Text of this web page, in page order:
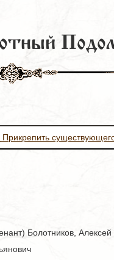
Прикрепить
Болотников, Алексей